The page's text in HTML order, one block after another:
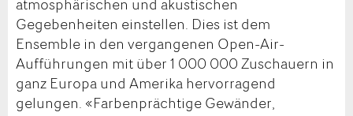
Gegebenheiten einstellen. Dies ist dem
Ensemble in den vergangenen Open-Air-
Aufführungen mit über 1 000 000 Zuschauern in
ganz Europa und Amerika hervorragend
gelungen. «Farbenprächtige Gewänder,